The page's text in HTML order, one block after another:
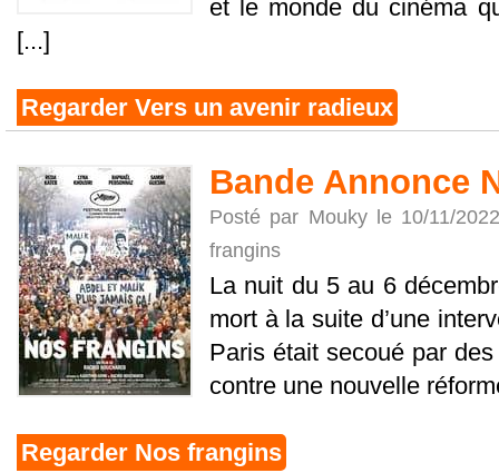
et le monde du cinéma
[...]
Regarder Vers un avenir radieux
Bande Annonce
Posté par Mouky le 10/11/
frangins
La nuit du 5 au 6
mort à la suite d’une
Paris était secoué par
contre une nouvelle
Regarder Nos frangins